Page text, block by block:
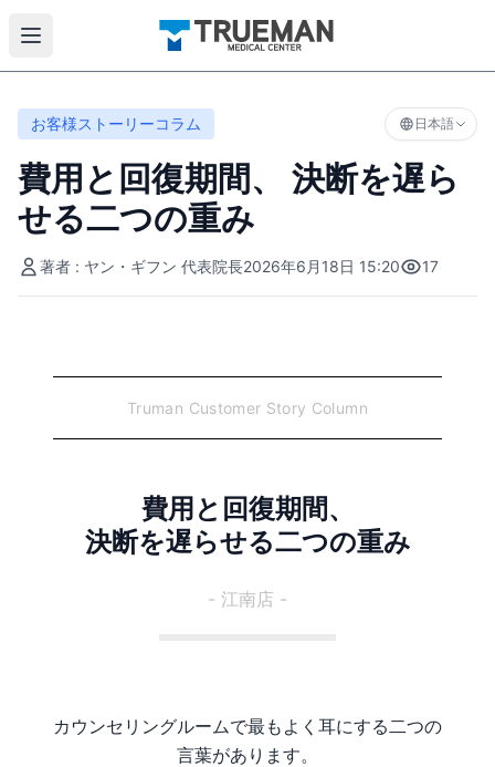
お客様ストーリーコラム 日本語
費用と回復期間、 決断を遅ら
せる二つの重み
著者 : ヤン・ギフン 代表院長2026年6月18日 15:20 17
Truman Customer Story Column
費用と回復期間、
決断を遅らせる二つの重み
- 江南店 -
カウンセリングルームで最もよく耳にする二つの
言葉があります。